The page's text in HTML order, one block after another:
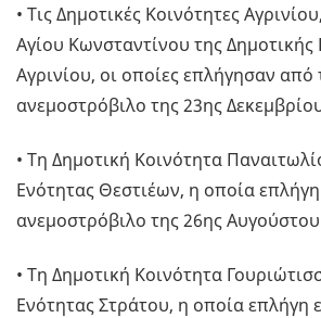
• Τις Δημοτικές Κοινότητες
Αγίου Κωνσταντίνου της Δημοτικής
Αγρινίου, οι οποίες επλήγησαν από
ανεμοστρόβιλο της 23ης
• Τη Δημοτική Κοινότητα
Ενότητας Θεστιέων, η οποία
ανεμοστρόβιλο της 26ης
• Τη Δημοτική Κοινότητα
Ενότητας Στράτου, η οποία επλήγη